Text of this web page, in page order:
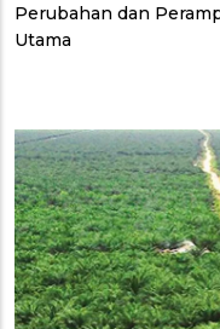
Perubahan dan
Utama